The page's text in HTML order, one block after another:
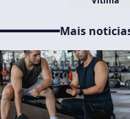
Mais